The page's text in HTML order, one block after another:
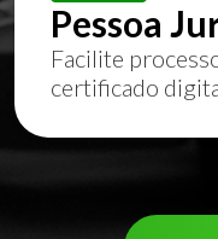
Pessoa
Facilite
certificado